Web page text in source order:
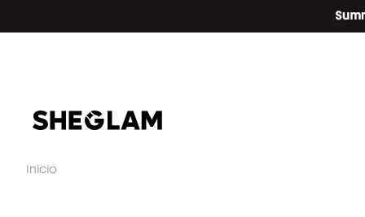
Inicio